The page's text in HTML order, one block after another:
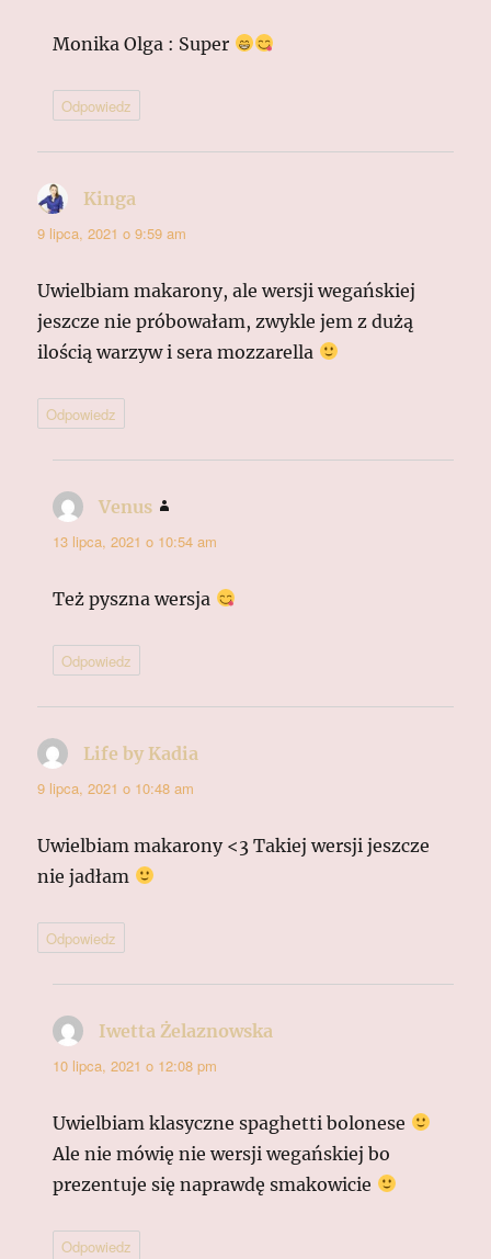
Monika Olga : Super
Odpowiedz
Kinga
9 lipca, 2021 o 9:59 am
Uwielbiam makarony, ale wersji wegańskiej
jeszcze nie próbowałam, zwykle jem z dużą
ilością warzyw i sera mozzarella
Odpowiedz
Venus
13 lipca, 2021 o 10:54 am
Też pyszna wersja
Odpowiedz
Life by Kadia
9 lipca, 2021 o 10:48 am
Uwielbiam makarony <3 Takiej wersji jeszcze
nie jadłam
Odpowiedz
Iwetta Żelaznowska
10 lipca, 2021 o 12:08 pm
Uwielbiam klasyczne spaghetti bolonese
Ale nie mówię nie wersji wegańskiej bo
prezentuje się naprawdę smakowicie
Odpowiedz